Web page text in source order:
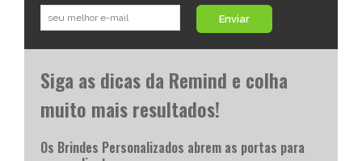
Enviar
Siga as dicas da Remind e colha
muito mais resultados!
Os Brindes Personalizados abrem as portas para